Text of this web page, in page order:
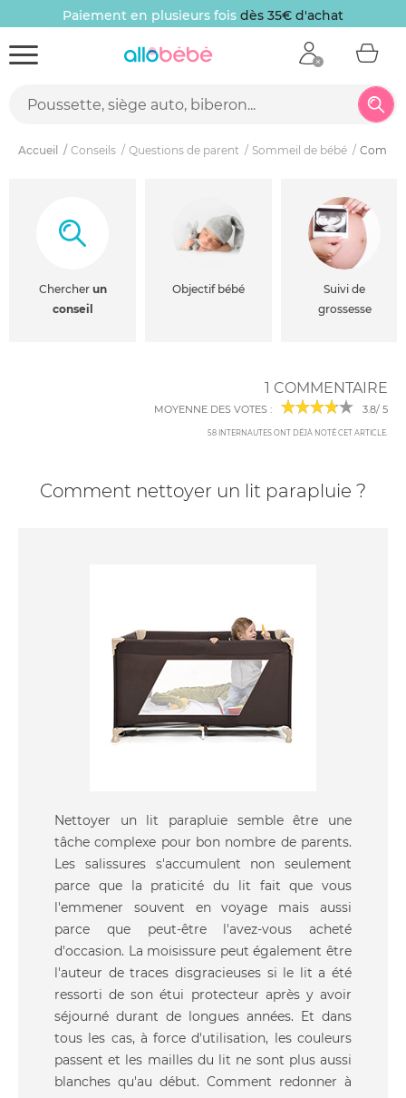
Paiement en plusieurs fois dès 35€ d'achat
Accueil Conseils Questions de parent Sommeil de bébé
Chercher un
conseil
Objectif bébé
Suivi de
grossesse
1 COMMENTAIRE
MOYENNE DES VOTES : 3.8/ 5
58 INTERNAUTES ONT DÉJÀ NOTÉ CET ARTICLE.
Comment nettoyer un lit parapluie ?
Nettoyer un lit parapluie semble être une
tâche complexe pour bon nombre de parents.
Les salissures s'accumulent non seulement
parce que la praticité du lit fait que vous
l'emmener souvent en voyage mais aussi
parce que peut-être l'avez-vous acheté
d'occasion. La moisissure peut également être
l'auteur de traces disgracieuses si le lit a été
ressorti de son étui protecteur après y avoir
séjourné durant de longues années. Et dans
tous les cas, à force d'utilisation, les couleurs
passent et les mailles du lit ne sont plus aussi
blanches qu'au début. Comment redonner à